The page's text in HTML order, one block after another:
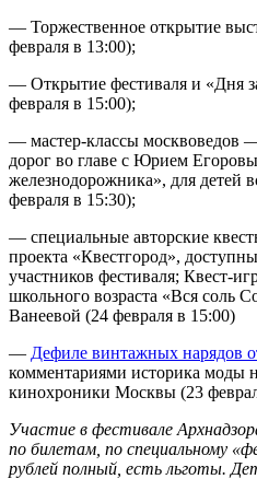
— Торжественное открытие
февраля в 13:00);
— Открытие фестиваля и «Дня
февраля в 15:00);
— мастер-классы москвоведов
дорог во главе с Юрием
железнодорожника», для детей
февраля в 15:30);
— специальные авторские
проекта «Квестгород»,
участников фестиваля; Квест-
школьного возраста «Вся соль
Ванеевой (24 февраля в 15:00)
— Дефиле винтажных нарядов
комментариями историка моды
кинохроники Москвы (23
Участие в фестивале Арх
по билетам, по специальному
рублей полный, есть льготы.